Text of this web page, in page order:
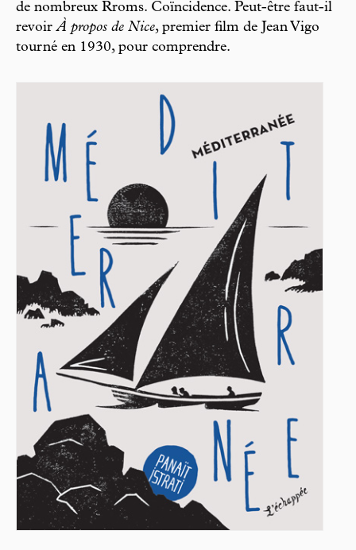
de nombreux Rroms. Coïncidence. Peut-être faut-il
revoirÀ propos de Nice, premier film de Jean Vigo
tourné en 1930, pour comprendre.